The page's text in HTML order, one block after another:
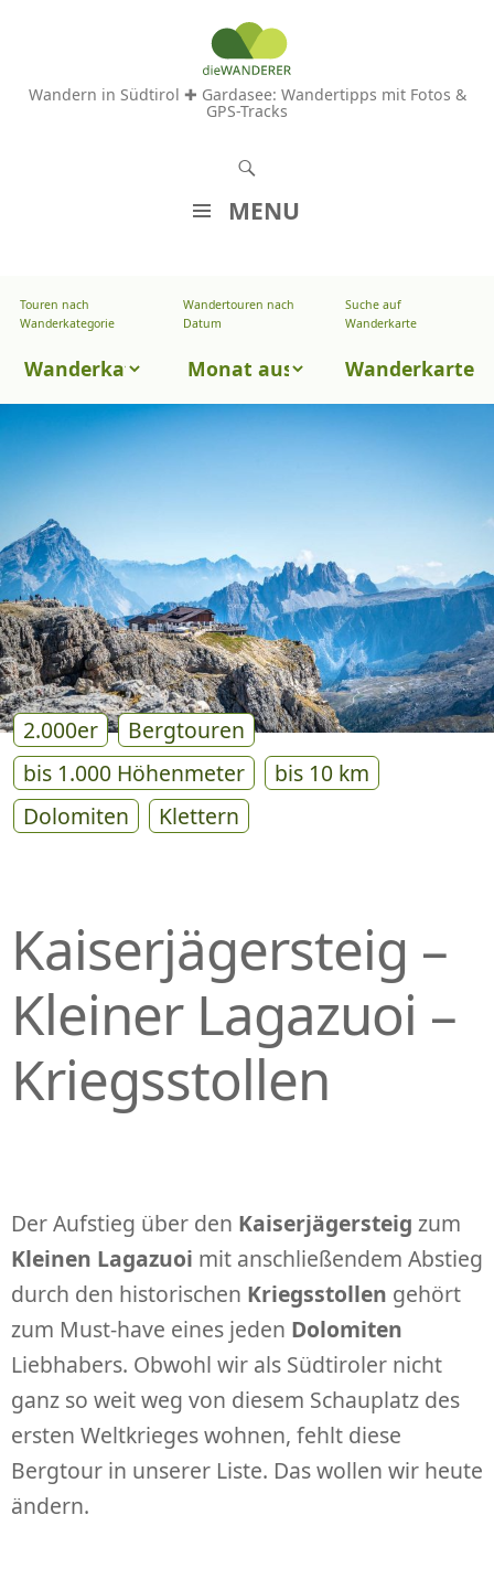
Wandern in Südtirol ✚ Gardasee: Wandertipps mit Fotos &
GPS-Tracks
MENU
M
A
I
G
E
N
Touren nach
Wanderkategorie
Touren
Wanderkategorie
Wandertouren nach
Datum
Wandertouren
Datum
Suche auf
Wanderkarte
Wanderkarte
2.000er
Bergtouren
bis 1.000 Höhenmeter
bis 10 km
Dolomiten
Klettern
Kaiserjägersteig –
Kleiner Lagazuoi –
Kriegsstollen
Der Aufstieg über den Kaiserjägersteig zum
Kleinen Lagazuoi mit anschließendem Abstieg
durch den historischen Kriegsstollen gehört
zum Must-have eines jeden Dolomiten
Liebhabers. Obwohl wir als Südtiroler nicht
ganz so weit weg von diesem Schauplatz des
ersten Weltkrieges wohnen, fehlt diese
Bergtour in unserer Liste. Das wollen wir heute
ändern.